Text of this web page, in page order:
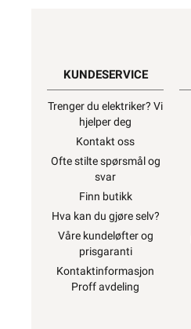
KUNDESERVICE
Trenger du elektriker? Vi
hjelper deg
Kontakt oss
Ofte stilte spørsmål og
svar
Finn butikk
Hva kan du gjøre selv?
Våre kundeløfter og
prisgaranti
Kontaktinformasjon
Proff avdeling